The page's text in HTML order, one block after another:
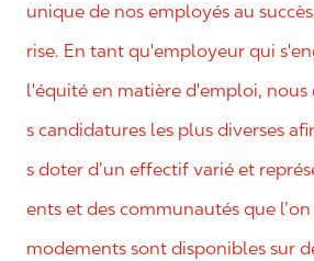
unique de nos employés au
rise. En tant qu'employeur qui
l'équité en matière d'emploi, nous
s candidatures les plus diverses
s doter d’un effectif varié et
ents et des communautés que
modements sont disponibles sur